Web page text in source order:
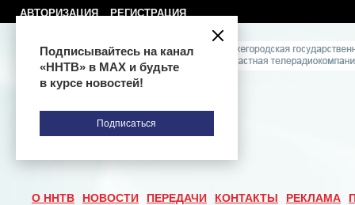
АВТОРИЗАЦИЯ РЕГИСТРАЦИЯ
О ННТВ НОВОСТИ ПЕРЕДАЧИ КОНТАКТЫ РЕКЛАМА
Подписывайтесь на канал
«ННТВ» в МАХ и будьте
в курсе новостей!
Подписаться